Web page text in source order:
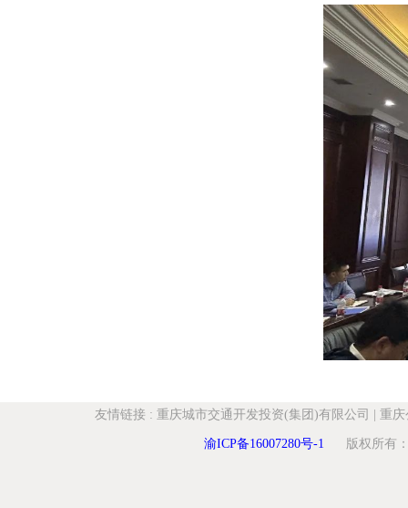
友情链接 : 重庆城市交通开发投资(集团)有限公司 重庆
渝ICP备16007280号-1 版权所有：